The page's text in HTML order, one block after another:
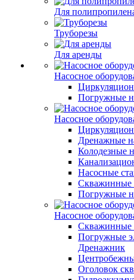
Для
Труборезы
Для аренды
Насосное
Погружные
Насосное
Дренажные
Колодезные
Насосные
Скважинные
Погружные
Насосное
Скважинные
Погружные
Дренажник
Оголовок